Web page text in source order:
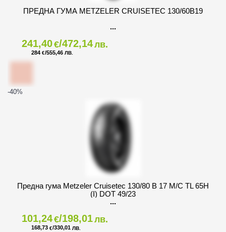
ПРЕДНА ГУМА METZELER CRUISETEC 130/60B19
241,40€/472,14лв.
284 €/555,46 ЛВ.
-40%
Предна гума Metzeler Cruisetec 130/80 B 17 M/C TL 65H
(I) DOT 49/23
101,24€/198,01лв.
168,73 €/330,01 ЛВ.